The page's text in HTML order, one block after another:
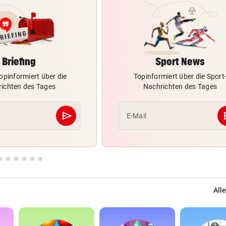
Briefing
über die
des Tages
send
Abschicken
Sport News
Topinformiert über die Sport-
Nachrichten des Tages
E-Mail